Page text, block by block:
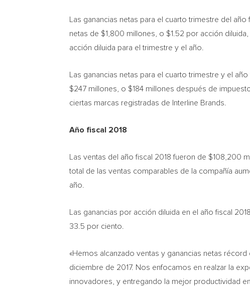
Las ganancias netas para el cuarto trimestre del
netas de $1,800 millones, o $1.52 por acción
acción diluida para el trimestre y el año.
Las ganancias netas para el cuarto trimestre y el
$247 millones, o $184 millones después de
ciertas marcas registradas de Interline Brands.
Año fiscal 2018
Las ventas del año fiscal 2018 fueron de $108,200
total de las ventas comparables de la compañía
año.
Las ganancias por acción diluida en el año fiscal
33.5 por ciento.
«Hemos alcanzado ventas y ganancias netas
diciembre de 2017. Nos enfocamos en realzar la
innovadores, y entregando la mejor productividad